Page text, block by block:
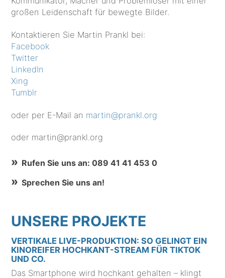
großen Leidenschaft für bewegte Bilder.
Kontaktieren Sie Martin Prankl bei:
Facebook
Twitter
LinkedIn
Xing
Tumblr
oder per E-Mail an martin@prankl.org
oder martin@prankl.org
Rufen Sie uns an: 089 41 41 453 0
Sprechen Sie uns an!
UNSERE PROJEKTE
VERTIKALE LIVE-PRODUKTION: SO GELINGT EIN
KINOREIFER HOCHKANT-STREAM FÜR TIKTOK
UND CO.
Das Smartphone wird hochkant gehalten – klingt